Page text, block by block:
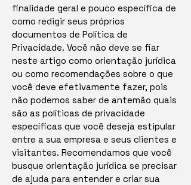
finalidade geral e pouco específica de
como redigir seus próprios
documentos de Política de
Privacidade. Você não deve se fiar
neste artigo como orientação jurídica
ou como recomendações sobre o que
você deve efetivamente fazer, pois
não podemos saber de antemão quais
são as políticas de privacidade
específicas que você deseja estipular
entre a sua empresa e seus clientes e
visitantes. Recomendamos que você
busque orientação jurídica se precisar
de ajuda para entender e criar sua